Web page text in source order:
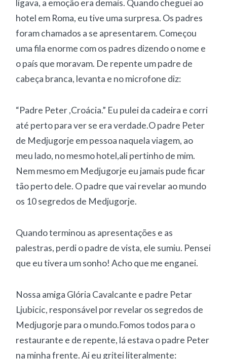
ligava, a emoção era demais. Quando cheguei ao
hotel em Roma, eu tive uma surpresa. Os padres
foram chamados a se apresentarem. Começou
uma fila enorme com os padres dizendo o nome e
o país que moravam. De repente um padre de
cabeça branca, levanta e no microfone diz:
“Padre Peter ,Croácia.” Eu pulei da cadeira e corri
até perto para ver se era verdade.O padre Peter
de Medjugorje em pessoa naquela viagem, ao
meu lado, no mesmo hotel,ali pertinho de mim.
Nem mesmo em Medjugorje eu jamais pude ficar
tão perto dele. O padre que vai revelar ao mundo
os 10 segredos de Medjugorje.
Quando terminou as apresentações e as
palestras, perdi o padre de vista, ele sumiu. Pensei
que eu tivera um sonho! Acho que me enganei.
Nossa amiga Glória Cavalcante e padre Petar
Ljubicic, responsável por revelar os segredos de
Medjugorje para o mundo.Fomos todos para o
restaurante e de repente, lá estava o padre Peter
na minha frente. Ai eu gritei literalmente: